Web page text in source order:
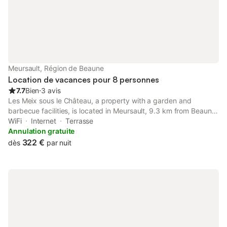
Meursault, Région de Beaune
Location de vacances pour 8 personnes
7.7Bien⋅3 avis
Les Meix sous le Château, a property with a garden and
barbecue facilities, is located in Meursault, 9.3 km from Beaune
Train Station, 10 km from Beaune Exhibition Centre, as well as
27 km from Chalon sur Saône Exhibition Park.
WiFi Internet
Terrasse
Annulation gratuite
dès 322 € par nuit